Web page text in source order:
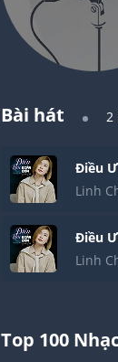
Bài hát 2
Điều
Linh
Điều
Linh
Top 100